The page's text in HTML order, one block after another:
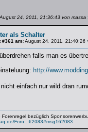
24, 2011, 21:36:43 von massa
als Schalter
#361 am:August 24, 2011, 21:40:26
falls man es
http://
einfach nur wild dran
bezüglich
Foru...62083#msg162083